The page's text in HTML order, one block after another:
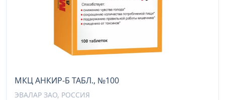
МКЦ АНКИР-Б ТАБЛ., №100
ЭВАЛАР ЗАО, РОССИЯ